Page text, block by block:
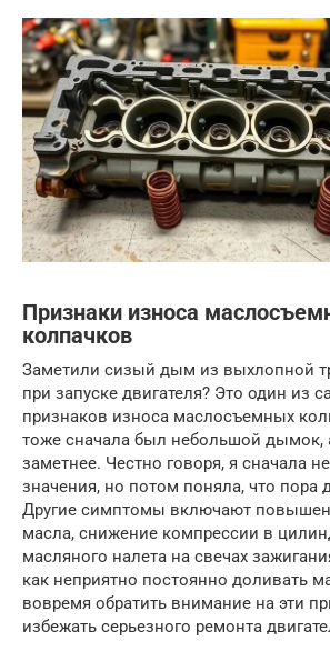
Признаки износа
колпачков
Заметили сизый дым из выхлопной
при запуске двигателя? Это один из
признаков износа маслосъемных
тоже сначала был небольшой дымок,
заметнее. Честно говоря, я сначала
значения, но потом поняла, что пора
Другие симптомы включают
масла, снижение компрессии в
масляного налета на свечах
как неприятно постоянно доливать
вовремя обратить внимание на эти
избежать серьезного ремонта